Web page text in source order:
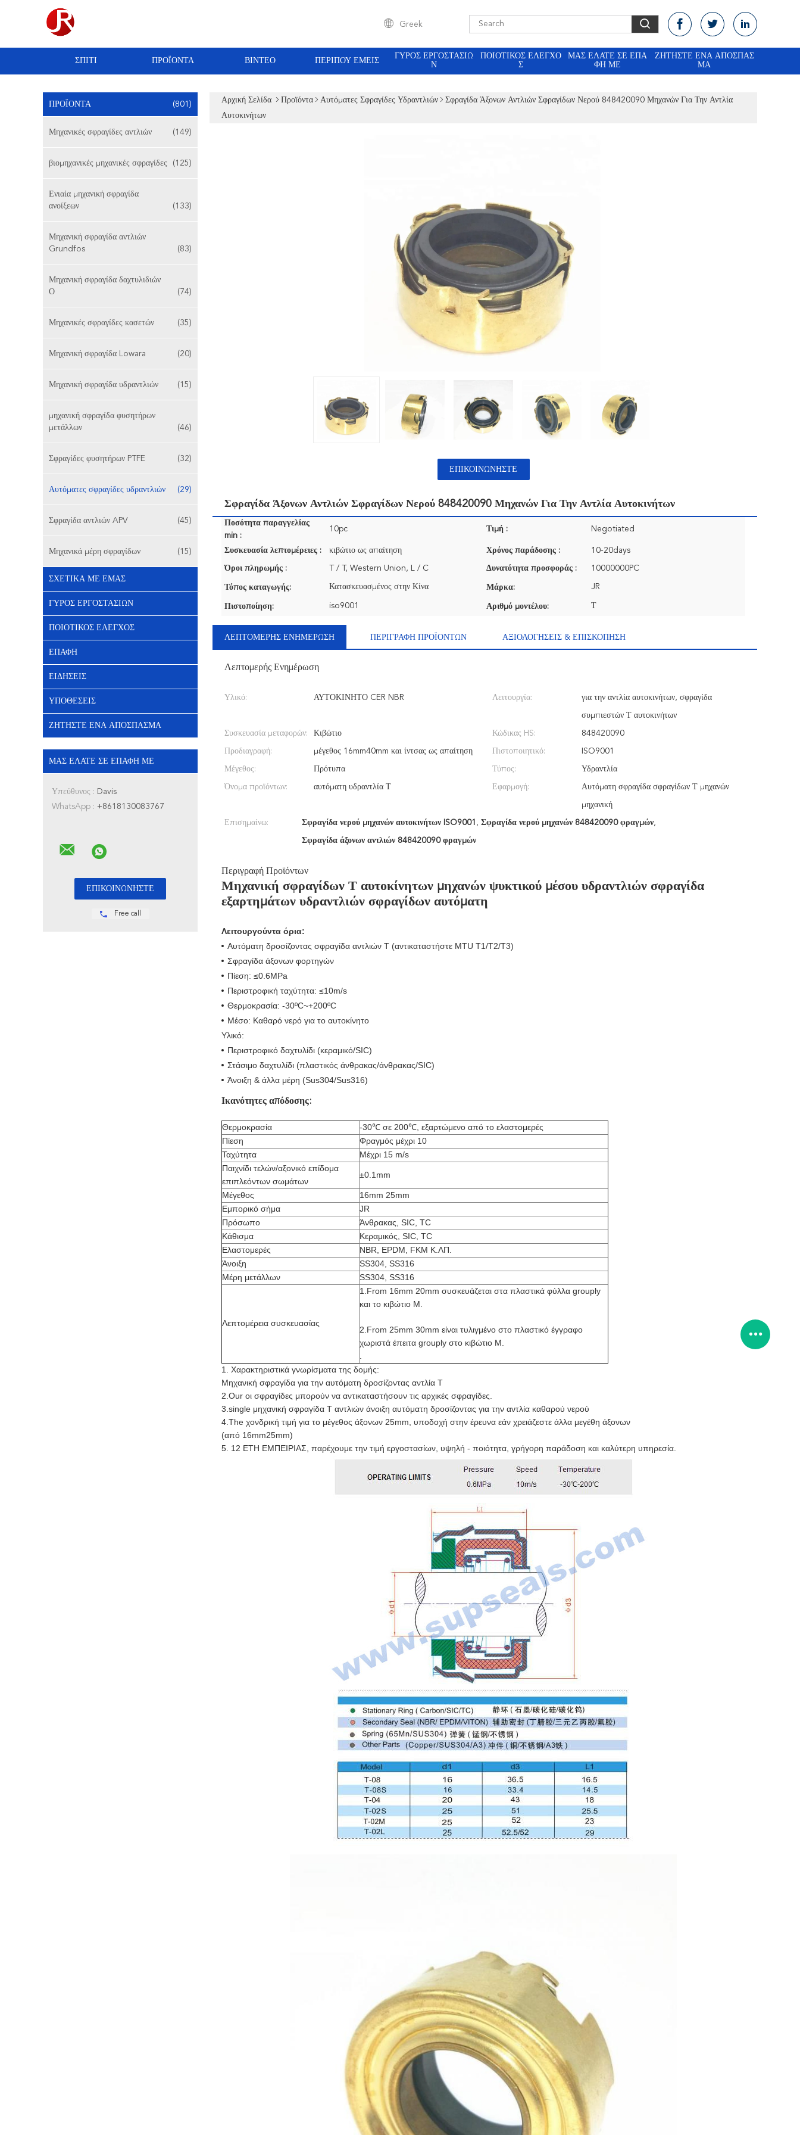
Greek
ΣΠΊΤΙ ΠΡΟΪΌΝΤΑ ΒΊΝΤΕΟ ΠΕΡΊΠΟΥ ΕΜΕΊΣ
ΓΎΡΟΣ ΕΡΓΟΣΤΑΣΊΩ
Ν
ΠΟΙΟΤΙΚΌΣ ΈΛΕΓΧΟ
Σ
ΜΑΣ ΕΛΆΤΕ ΣΕ ΕΠΑ
ΦΉ ΜΕ
ΖΗΤΉΣΤΕ ΈΝΑ ΑΠΌΣΠΑΣ
ΜΑ
ΠΡΟΪΌΝΤΑ (801)
Μηχανικές σφραγίδες αντλιών (149)
βιομηχανικές μηχανικές σφραγίδες (125)
Ενιαία μηχανική σφραγίδα
ανοίξεων
(133)
Μηχανική σφραγίδα αντλιών
Grundfos
(83)
Μηχανική σφραγίδα δαχτυλιδιών
Ο
(74)
Μηχανικές σφραγίδες κασετών (35)
Μηχανική σφραγίδα Lowara (20)
Μηχανική σφραγίδα υδραντλιών (15)
μηχανική σφραγίδα φυσητήρων
μετάλλων
(46)
Σφραγίδες φυσητήρων PTFE (32)
Αυτόματες σφραγίδες υδραντλιών (29)
Σφραγίδα αντλιών APV (45)
Μηχανικά μέρη σφραγίδων (15)
ΣΧΕΤΙΚΆ ΜΕ ΕΜΆΣ
ΓΎΡΟΣ ΕΡΓΟΣΤΑΣΊΩΝ
ΠΟΙΟΤΙΚΌΣ ΈΛΕΓΧΟΣ
ΕΠΑΦΉ
ΕΙΔΉΣΕΙΣ
ΥΠΟΘΈΣΕΙΣ
ΖΗΤΉΣΤΕ ΈΝΑ ΑΠΌΣΠΑΣΜΑ
ΜΑΣ ΕΛΆΤΕ ΣΕ ΕΠΑΦΉ ΜΕ
Υπεύθυνος : Davis
WhatsApp : +8618130083767
Free call
Αρχική Σελίδα Προϊόντα Αυτόματες Σφραγίδες Υδραντλιών
Σφραγίδα Άξονων Αντλιών Σφραγίδων Νερού 848420090 Μηχανών Για Την Αντλία
Αυτοκινήτων
ΕΠΙΚΟΙΝΩΝΉΣΤΕ
Σφραγίδα Άξονων Αντλιών Σφραγίδων Νερού 848420090 Μηχανών Για Την Αντλία Αυτοκινήτων
Ποσότητα παραγγελίας
min :
10pc Τιμή : Negotiated
Συσκευασία λεπτομέρειες : κιβώτιο ως απαίτηση Χρόνος παράδοσης : 10-20days
Όροι πληρωμής : T / T, Western Union, L / C Δυνατότητα προσφοράς : 10000000PC
Τόπος καταγωγής: Κατασκευασμένος στην Κίνα Μάρκα: JR
Πιστοποίηση: iso9001 Αριθμό μοντέλου: Τ
ΛΕΠΤΟΜΕΡΉΣ ΕΝΗΜΈΡΩΣΗ ΠΕΡΙΓΡΑΦΉ ΠΡΟΪΌΝΤΩΝ ΑΞΙΟΛΟΓΉΣΕΙΣ & ΕΠΙΣΚΌΠΗΣΗ
Λεπτομερής Ενημέρωση
Υλικό: ΑΥΤΟΚΙΝΗΤΟ CER NBR Λειτουργία: για την αντλία αυτοκινήτων, σφραγίδα
συμπιεστών Τ αυτοκινήτων
Συσκευασία μεταφορών: Κιβώτιο Κώδικας HS: 848420090
Προδιαγραφή: μέγεθος 16mm40mm και ίντσας ως απαίτηση Πιστοποιητικό: ISO9001
Μέγεθος: Πρότυπα Τύπος: Υδραντλία
Όνομα προϊόντων: αυτόματη υδραντλία Τ Εφαρμογή: Αυτόματη σφραγίδα σφραγίδων Τ μηχανών
μηχανική
Επισημαίνω: Σφραγίδα νερού μηχανών αυτοκινήτων ISO9001 , Σφραγίδα νερού μηχανών 848420090 φραγμών,
Σφραγίδα άξονων αντλιών 848420090 φραγμών
Περιγραφή Προϊόντων
Μηχανική σφραγίδων Τ αυτοκίνητων μηχανών ψυκτικού μέσου υδραντλιών σφραγίδα
εξαρτημάτων υδραντλιών σφραγίδων αυτόματη
Λειτουργούντα όρια:
Αυτόματη δροσίζοντας σφραγίδα αντλιών Τ (αντικαταστήστε MTU T1/T2/T3)
Σφραγίδα άξονων φορτηγών
Πίεση: ≤0.6MPa
Περιστροφική ταχύτητα: ≤10m/s
Θερμοκρασία: -30ºC~+200ºC
Μέσο: Καθαρό νερό για το αυτοκίνητο
Υλικό:
Περιστροφικό δαχτυλίδι (κεραμικό/SIC)
Στάσιμο δαχτυλίδι (πλαστικός άνθρακας/άνθρακας/SIC)
Άνοιξη & άλλα μέρη (Sus304/Sus316)
Ικανότητες απόδοσης:
Θερμοκρασία
-30℃ σε 200℃, εξαρτώμενο από το ελαστομερές
Πίεση
Φραγμός μέχρι 10
Ταχύτητα
Μέχρι 15 m/s
Παιχνίδι τελών/αξονικό επίδομα
επιπλεόντων σωμάτων
±0.1mm
Μέγεθος
16mm 25mm
Εμπορικό σήμα
JR
Πρόσωπο
Άνθρακας, SIC, TC
Κάθισμα
Κεραμικός, SIC, TC
Ελαστομερές
NBR, EPDM, FKM Κ.ΛΠ.
Άνοιξη
SS304, SS316
Μέρη μετάλλων
SS304, SS316
Λεπτομέρεια συσκευασίας
1.From 16mm 20mm συσκευάζεται στα πλαστικά φύλλα grouply
και το κιβώτιο Μ.
2.From 25mm 30mm είναι τυλιγμένο στο πλαστικό έγγραφο
χωριστά έπειτα grouply στο κιβώτιο Μ.
1. Χαρακτηριστικά γνωρίσματα της δομής:
Μηχανική σφραγίδα για την αυτόματη δροσίζοντας αντλία Τ
2.Our οι σφραγίδες μπορούν να αντικαταστήσουν τις αρχικές σφραγίδες.
3.single μηχανική σφραγίδα Τ αντλιών άνοιξη αυτόματη δροσίζοντας για την αντλία καθαρού νερού
4.The χονδρική τιμή για το μέγεθος άξονων 25mm, υποδοχή στην έρευνα εάν χρειάζεστε άλλα μεγέθη άξονων
(από 16mm25mm)
5. 12 ΕΤΗ ΕΜΠΕΙΡΙΑΣ, παρέχουμε την τιμή εργοστασίων, υψηλή - ποιότητα, γρήγορη παράδοση και καλύτερη υπηρεσία.